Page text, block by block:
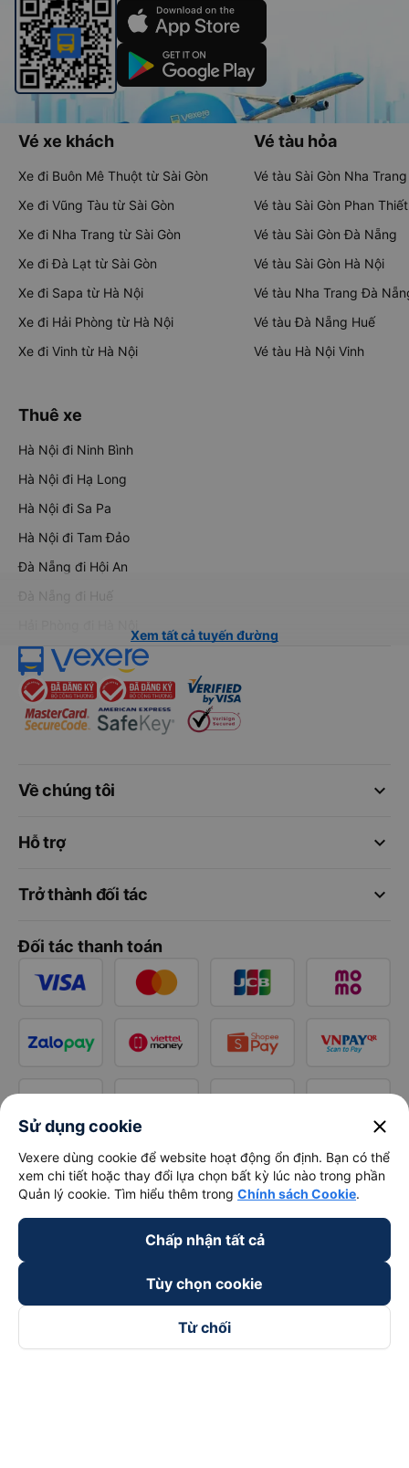
Vé xe khách
Xe đi Buôn Mê Thuột từ Sài Gòn
Xe đi Vũng Tàu từ Sài Gòn
Xe đi Nha Trang từ Sài Gòn
Xe đi Đà Lạt từ Sài Gòn
Xe đi Sapa từ Hà Nội
Xe đi Hải Phòng từ Hà Nội
Xe đi Vinh từ Hà Nội
Vé tàu hỏa
Vé tàu Sài Gòn Nha Trang
Vé tàu Sài Gòn Phan Thiết
Vé tàu Sài Gòn Đà Nẵng
Vé tàu Sài Gòn Hà Nội
Vé tàu Nha Trang Đà
Vé tàu Đà Nẵng Huế
Vé tàu Hà Nội Vinh
Thuê xe
Hà Nội đi Ninh Bình
Hà Nội đi Hạ Long
Hà Nội đi Sa Pa
Hà Nội đi Tam Đảo
Đà Nẵng đi Hội An
Đà Nẵng đi Huế
Xem tất cả tuyến đường
keyboard_arrow_down
Về chúng tôi
keyboard_arrow_down
Hỗ trợ
keyboard_arrow_down
Trở thành đối tác
Đối tác thanh toán
Sử dụng cookie close
Vexere dùng cookie để website hoạt động ổn định. Bạn có thể
xem chi tiết hoặc thay đổi lựa chọn bất kỳ lúc nào trong phần
Quản lý cookie. Tìm hiểu thêm trong Chính sách Cookie.
Chấp nhận tất cả
Tùy chọn cookie
Từ chối